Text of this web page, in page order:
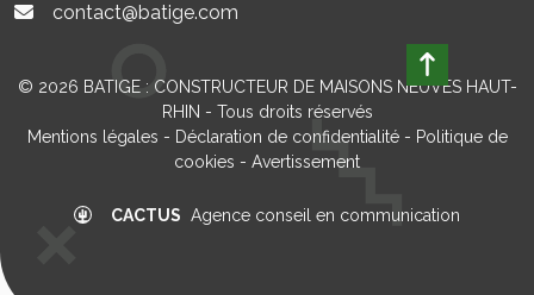
contact@batige.com
© 2026 BATIGE : CONSTRUCTEUR DE MAISONS NEUVES HAUT-
RHIN - Tous droits réservés
Mentions légales - Déclaration de confidentialité- Politique de
cookies - Avertissement
CACTUS Agence conseil en communication